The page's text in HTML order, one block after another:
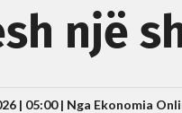
një
| 05:00 | Nga Ekonomia